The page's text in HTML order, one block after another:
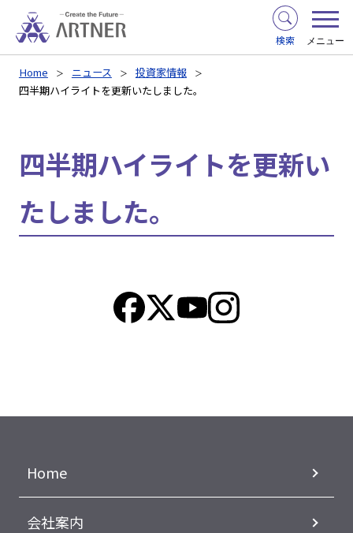
検索 メニュー
Home ニュース
投資家情報
四半期ハイライトを更新いたしました。
四半期ハイライトを更新い
たしました。
Home
会社案内